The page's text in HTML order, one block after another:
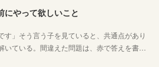
にやって欲しいこと
す」そう言う子を見ていると、共通点があり
いている。間違えた問題は、赤で答えを書…